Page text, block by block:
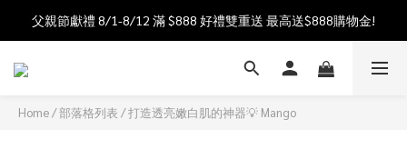
加入會員送$100購物金  加入LINE社群享優惠價
父親節獻禮 8/1-8/12 滿 $888 好禮雙重送 最高送$888購物金!
加入會員送$100購物金  加入LINE社群享優惠價
Home/部落格列表 /打造透亮嫩白肌的神器💡 Mango